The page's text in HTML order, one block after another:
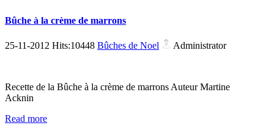
Bûche à la crème de marrons
25-11-2012 Hits:10448 Bûches de Noel Administrator
Recette de la Bûche à la crème de marrons Auteur Martine
Acknin
Read more